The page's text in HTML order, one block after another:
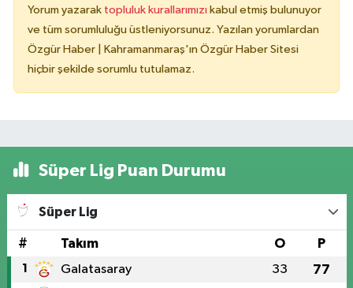
Yorum yazarak topluluk kurallarımızı kabul etmiş bulunuyor
ve tüm sorumluluğu üstleniyorsunuz. Yazılan yorumlardan
Özgür Haber | Kahramanmaraş'ın Özgür Haber Sitesi
hiçbir şekilde sorumlu tutulamaz.
Süper Lig Puan Durumu
Süper Lig
# Takım O P
1 Galatasaray 33 77